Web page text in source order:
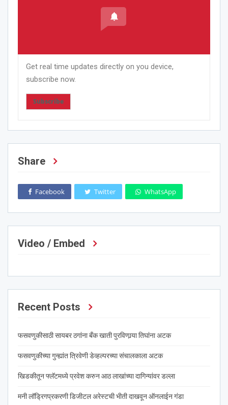
Get real time updates directly on you device,
subscribe now.
Subscribe
Share
Facebook Twitter WhatsApp
Video / Embed
Recent Posts
फसवणुकीसाठी सायबर ठगांना बँक खाती पुरविणार्‍या तिघांना अटक
फसवणुकीच्या गुन्ह्यांत त्रिवेणी डेव्हल्परच्या संचालकाला अटक
खिडकीतून फ्लॅटमध्ये प्रवेश करुन आठ लाखांच्या दागिन्यांवर डल्ला
मनी लॉड्रिगप्रकरणी डिजीटल अरेस्टची भीती दाखवून ऑनलाईन गंडा